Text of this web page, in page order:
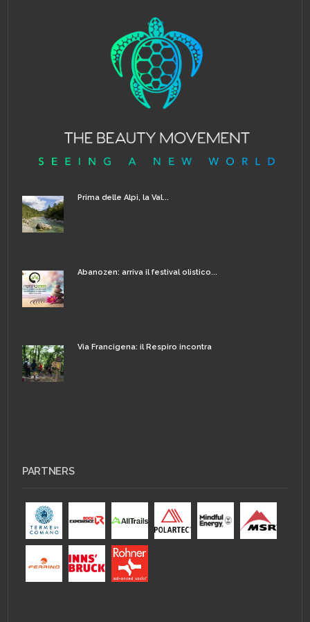
Prima delle Alpi, la Val...
Abanozen: arriva il festival olistico...
Via Francigena: il Respiro incontra
PARTNERS